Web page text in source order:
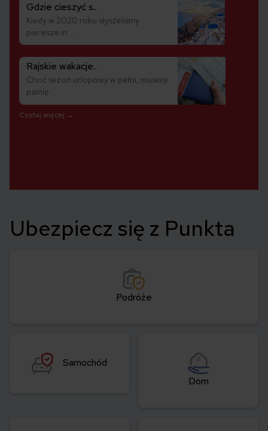
Gdzie cieszyć s..
Kiedy w 2020 roku słyszeliśmy
pierwsze in ...
Rajskie wakacje..
Choć sezon urlopowy w pełni, musimy
pamię ...
Czytaj więcej →
Ubezpiecz się z Punkta
Podróże
Samochód
Dom